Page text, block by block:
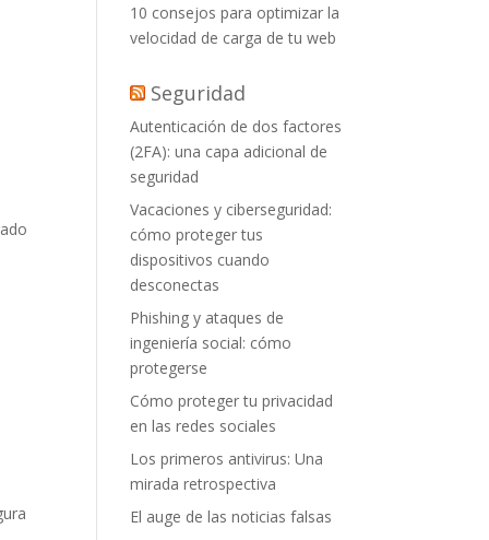
10 consejos para optimizar la
velocidad de carga de tu web
Seguridad
Autenticación de dos factores
(2FA): una capa adicional de
seguridad
Vacaciones y ciberseguridad:
cómo proteger tus
dispositivos cuando
desconectas
Phishing y ataques de
ingeniería social: cómo
protegerse
Cómo proteger tu privacidad
en las redes sociales
Los primeros antivirus: Una
mirada retrospectiva
El auge de las noticias falsas